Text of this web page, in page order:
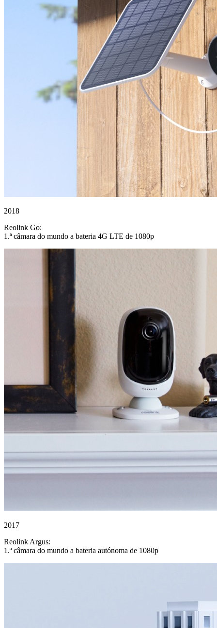
2018
Reolink Go:
1.ª câmara do mundo a bateria 4G LTE de 1080p
2017
Reolink Argus:
1.ª câmara do mundo a bateria autónoma de 1080p